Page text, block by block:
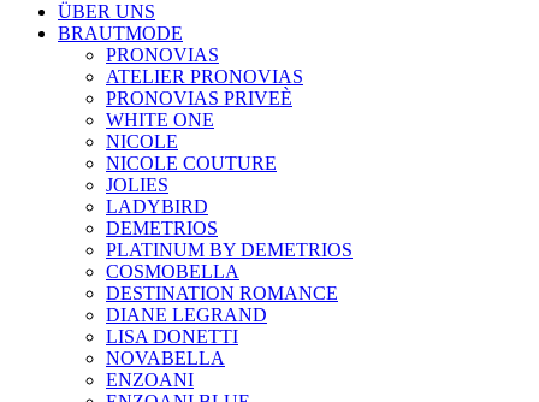
ÜBER UNS
BRAUTMODE
PRONOVIAS
ATELIER PRONOVIAS
PRONOVIAS PRIVEÈ
WHITE ONE
NICOLE
NICOLE COUTURE
JOLIES
LADYBIRD
DEMETRIOS
PLATINUM BY DEMETRIOS
COSMOBELLA
DESTINATION ROMANCE
DIANE LEGRAND
LISA DONETTI
NOVABELLA
ENZOANI